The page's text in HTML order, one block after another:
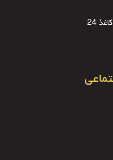
24